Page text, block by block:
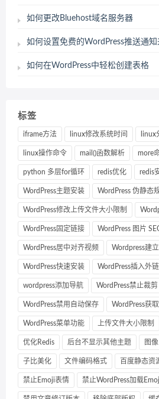
如何更改Bluehost域名服务器
如何设置免费的WordPress推送通
如何在WordPress中轻松创建表格
标签
iframe方法 linux修改系统时间 linux
linux操作命令 mail()函数解析 more
python 多层for循环 redis优化 redis
WordPress主题安装 WordPress 伪静态
WordPress修改上传文件大小限制
WordPress固定链接 WordPress 图片
WordPress居中对齐视频 Wordpress建
WordPress快速安装 WordPress插入外链
wordpress添加导航 WordPress禁止裁剪
WordPress禁用自动保存 WordPress获
WordPress菜单功能 上传文件大小限制
优化Redis 后台不显示其他主题 图
子比美化 文件编码格式 百度静态资
禁止Emoji表情 禁止WordPress加载